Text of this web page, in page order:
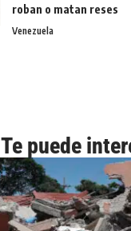
roban o matan reses
Venezuela
Te puede